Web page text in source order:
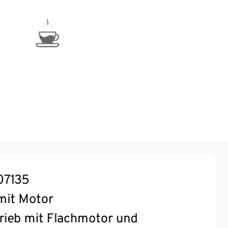
Motor
mit Flachmotor und